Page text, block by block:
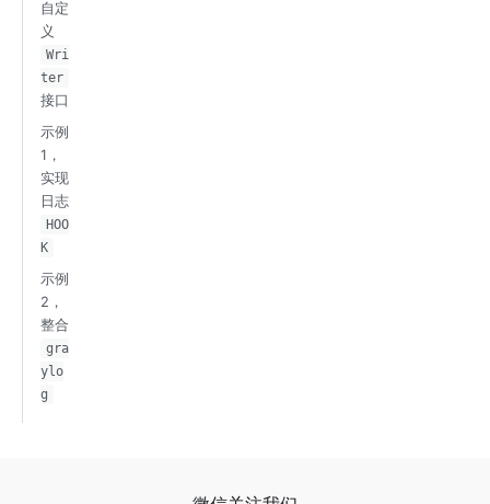
自定
义
Wri
ter
接口
示例
1，
实现
日志
HOO
K
示例
2，
整合
gra
ylo
g